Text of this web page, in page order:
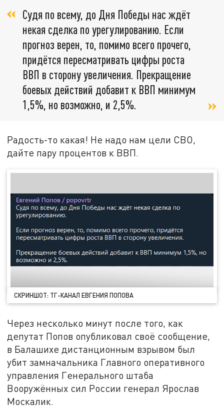
Судя по всему, до Дня Победы нас ждёт
некая сделка по урегулированию. Если
прогноз верен, то, помимо всего прочего,
придётся пересматривать цифры роста
ВВП в сторону увеличения. Прекращение
боевых действий добавит к ВВП минимум
1,5%, но возможно, и 2,5%.
Радость-то какая! Не надо нам цели СВО,
дайте пару процентов к ВВП.
СКРИНШОТ: ТГ-КАНАЛ ЕВГЕНИЯ ПОПОВА
Через несколько минут после того, как
депутат Попов опубликовал своё сообщение,
в Балашихе дистанционным взрывом был
убит замначальника Главного оперативного
управления Генерального штаба
Вооружённых сил России генерал Ярослав
Москалик.